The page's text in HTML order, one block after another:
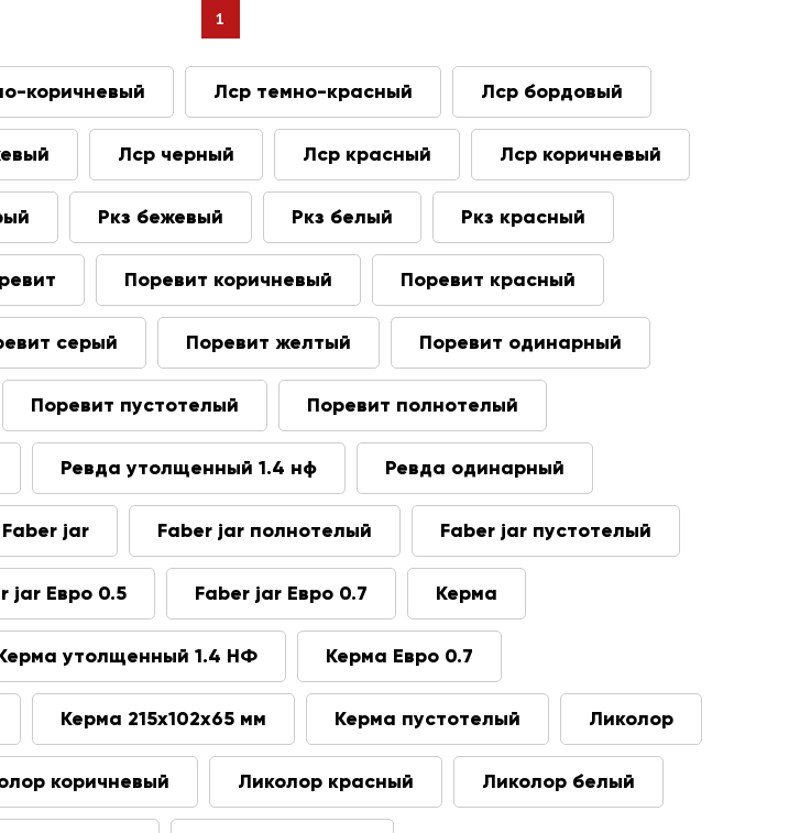
1
коричневый Лср темно-красный Лср бордовый
Лср черный Лср красный Лср коричневый
Ркз бежевый Ркз белый Ркз красный
Поревит коричневый Поревит красный
серый Поревит желтый Поревит одинарный
Поревит пустотелый Поревит полнотелый
Ревда утолщенный 1.4 нф Ревда одинарный
Faber jar Faber jar полнотелый Faber jar пустотелый
jar Евро 0.5 Faber jar Евро 0.7 Керма
утолщенный 1.4 НФ Керма Евро 0.7
Керма 215х102х65 мм Керма пустотелый Ликолор
коричневый Ликолор красный Ликолор белый